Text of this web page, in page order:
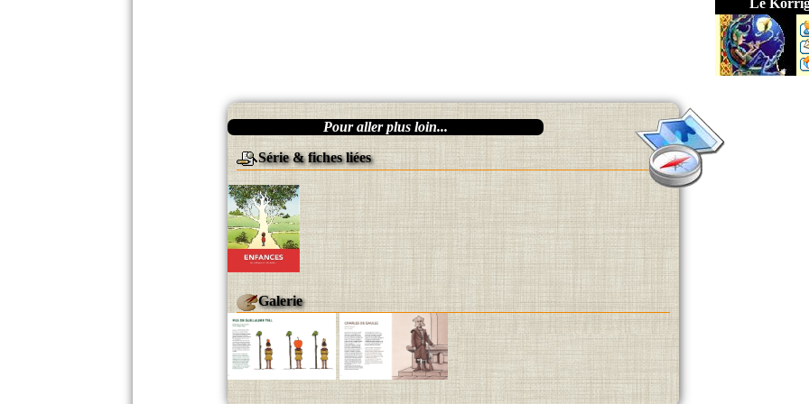
Le
Pour aller plus loin...
Série & fiches liées
Galerie